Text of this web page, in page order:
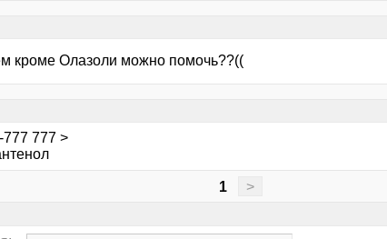
кроме Олазоли можно помочь??((
777 777 >
1 >